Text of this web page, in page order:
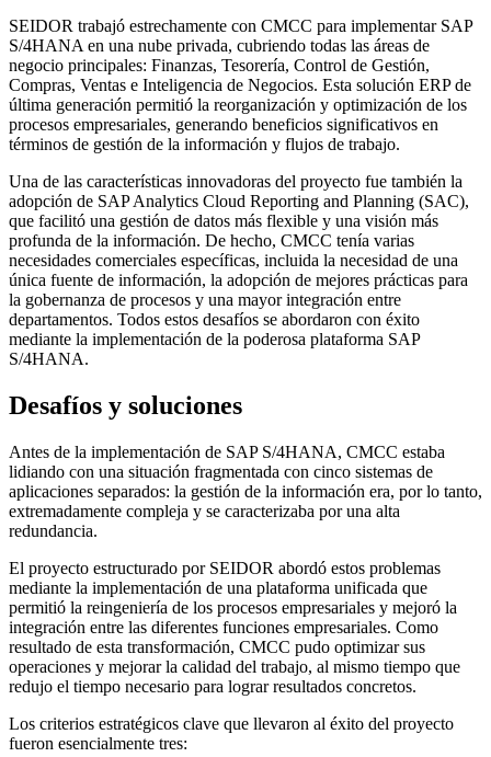
SEIDOR trabajó estrechamente con CMCC para implementar SAP
S/4HANA en una nube privada, cubriendo todas las áreas de
negocio principales: Finanzas, Tesorería, Control de Gestión,
Compras, Ventas e Inteligencia de Negocios. Esta solución ERP de
última generación permitió la reorganización y optimización de los
procesos empresariales, generando beneficios significativos en
términos de gestión de la información y flujos de trabajo.
Una de las características innovadoras del proyecto fue también la
adopción de SAP Analytics Cloud Reporting and Planning (SAC),
que facilitó una gestión de datos más flexible y una visión más
profunda de la información. De hecho, CMCC tenía varias
necesidades comerciales específicas, incluida la necesidad de una
única fuente de información, la adopción de mejores prácticas para
la gobernanza de procesos y una mayor integración entre
departamentos. Todos estos desafíos se abordaron con éxito
mediante la implementación de la poderosa plataforma SAP
S/4HANA.
Desafíos y soluciones
Antes de la implementación de SAP S/4HANA, CMCC estaba
lidiando con una situación fragmentada con cinco sistemas de
aplicaciones separados: la gestión de la información era, por lo tanto,
extremadamente compleja y se caracterizaba por una alta
redundancia.
El proyecto estructurado por SEIDOR abordó estos problemas
mediante la implementación de una plataforma unificada que
permitió la reingeniería de los procesos empresariales y mejoró la
integración entre las diferentes funciones empresariales. Como
resultado de esta transformación, CMCC pudo optimizar sus
operaciones y mejorar la calidad del trabajo, al mismo tiempo que
redujo el tiempo necesario para lograr resultados concretos.
Los criterios estratégicos clave que llevaron al éxito del proyecto
fueron esencialmente tres: